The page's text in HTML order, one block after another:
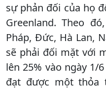
sự phản đối của họ
Greenland. Theo
Pháp, Đức, Hà Lan,
sẽ phải đối mặt với
lên 25% vào ngày 1/
đạt được một thỏa